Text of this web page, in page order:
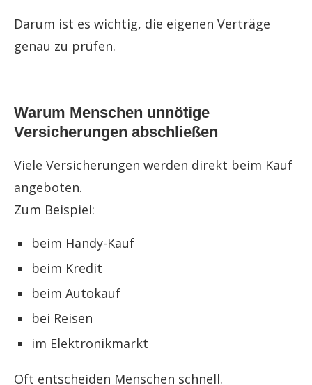
Darum ist es wichtig, die eigenen Verträge
genau zu prüfen.
Warum Menschen unnötige
Versicherungen abschließen
Viele Versicherungen werden direkt beim Kauf
angeboten.
Zum Beispiel:
beim Handy-Kauf
beim Kredit
beim Autokauf
bei Reisen
im Elektronikmarkt
Oft entscheiden Menschen schnell.